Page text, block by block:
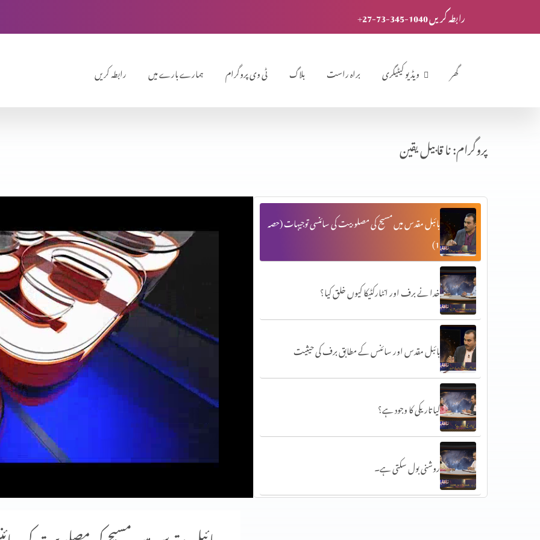
+27-73-345-1040 رابطہ کریں
رابطہ کریں ہمارے بارے میں ٹی وی پروگرام بلاگ براہ راست ویڈیو کیٹیگری گھر
پروگرام: نا قابیل یقین
بائبل مقدس میں مسیح کی مصلوبیت کی سائنسی توجیہات (حصہ
1)
خدا نے برف اور انٹارکٹیکا کیوں خلق کیا؟
بائبل مقدس اور سائنس کے مطابق برف کی حیثیت
کیا تاریکی کا وجود ہے؟
روشنی بول سکتی ہے۔